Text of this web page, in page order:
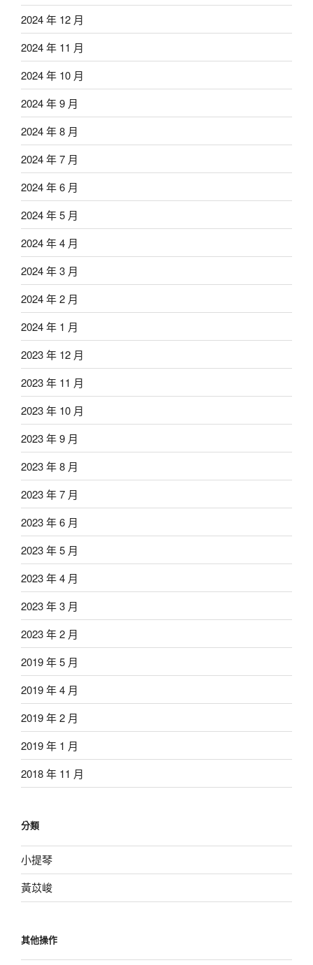
2024 年 12 月
2024 年 11 月
2024 年 10 月
2024 年 9 月
2024 年 8 月
2024 年 7 月
2024 年 6 月
2024 年 5 月
2024 年 4 月
2024 年 3 月
2024 年 2 月
2024 年 1 月
2023 年 12 月
2023 年 11 月
2023 年 10 月
2023 年 9 月
2023 年 8 月
2023 年 7 月
2023 年 6 月
2023 年 5 月
2023 年 4 月
2023 年 3 月
2023 年 2 月
2019 年 5 月
2019 年 4 月
2019 年 2 月
2019 年 1 月
2018 年 11 月
分類
小提琴
黃苡峻
其他操作